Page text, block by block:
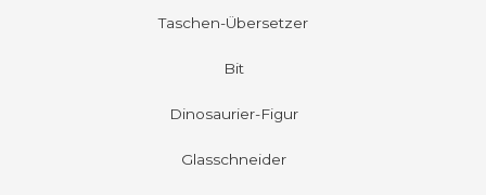
Taschen-Übersetzer
Bit
Dinosaurier-Figur
Glasschneider